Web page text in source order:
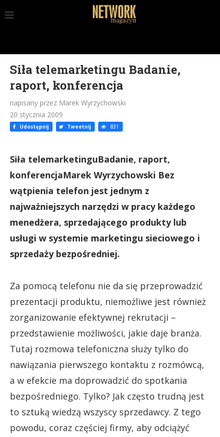
Siła telemarketingu Badanie,
raport, konferencja
napisany przez Marek Wyrzychowski
20 stycznia 2009
Udostępnij Tweetnij 831
Siła telemarketinguBadanie, raport,
konferencjaMarek Wyrzychowski Bez
wątpienia telefon jest jednym z
najważniejszych narzędzi w pracy każdego
menedżera, sprzedającego produkty lub
usługi w systemie marketingu sieciowego i
sprzedaży bezpośredniej.
Za pomocą telefonu nie da się przeprowadzić
prezentacji produktu, niemożliwe jest również
zorganizowanie efektywnej rekrutacji –
przedstawienie możliwości, jakie daje branża.
Tutaj rozmowa telefoniczna służy tylko do
nawiązania pierwszego kontaktu z rozmówcą,
a w efekcie ma doprowadzić do spotkania
bezpośredniego. Tylko? Jak często trudną jest
to sztuką wiedzą wszyscy sprzedawcy. Z tego
powodu, coraz częściej firmy, aby odciążyć